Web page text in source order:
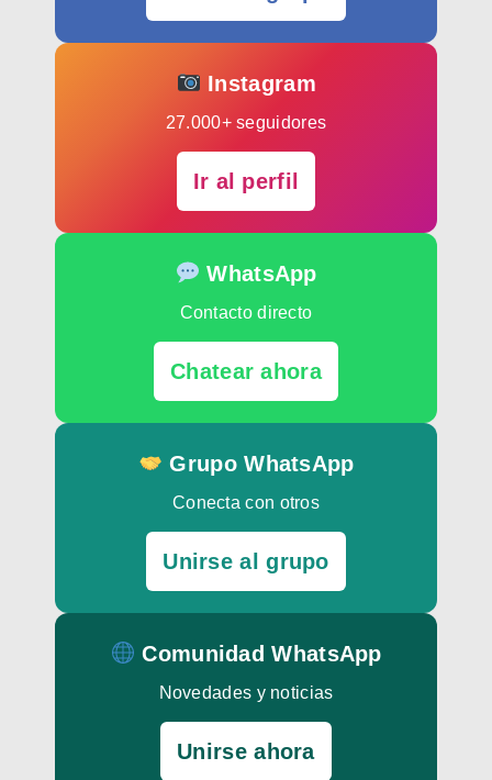
Instagram
27.000+ seguidores
Ir al perfil
WhatsApp
Contacto directo
Chatear ahora
Grupo WhatsApp
Conecta con otros
Unirse al grupo
Comunidad WhatsApp
Novedades y noticias
Unirse ahora